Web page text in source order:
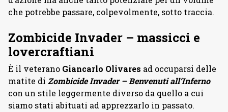
che potrebbe passare, colpevolmente, sotto traccia.
Zombicide Invader – massicci e
lovercraftiani
È il veterano Giancarlo Olivares ad occuparsi delle
matite di Zombicide Invader – Benvenuti all’Inferno
con un stile leggermente diverso da quello a cui
siamo stati abituati ad apprezzarlo in passato.